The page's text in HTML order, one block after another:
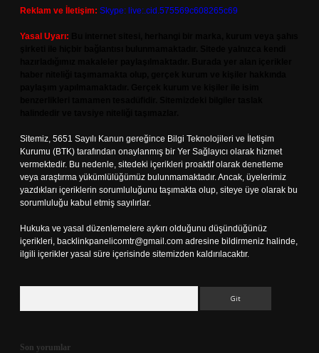
Reklam ve İletişim: Skype: live:.cid.575569c608265c69
Yasal Uyarı:
Sitemiz, 5651 Sayılı Kanun gereğince Bilgi Teknolojileri ve İletişim
Kurumu (BTK) tarafından onaylanmış bir Yer Sağlayıcı olarak hizmet
vermektedir. Bu nedenle, sitedeki içerikleri proaktif olarak denetleme
veya araştırma yükümlülüğümüz bulunmamaktadır. Ancak, üyelerimiz
yazdıkları içeriklerin sorumluluğunu taşımakta olup, siteye üye olarak bu
sorumluluğu kabul etmiş sayılırlar.
Hukuka ve yasal düzenlemelere aykırı olduğunu düşündüğünüz
içerikleri, backlinkpanelicomtr@gmail.com adresine bildirmeniz halinde,
ilgili içerikler yasal süre içerisinde sitemizden kaldırılacaktır.
Son yorumlar